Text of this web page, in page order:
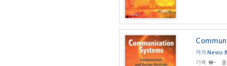
저자 Nevio
가격 ₩-